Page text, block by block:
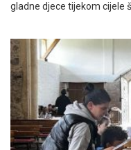
gladne djece tijekom cijele